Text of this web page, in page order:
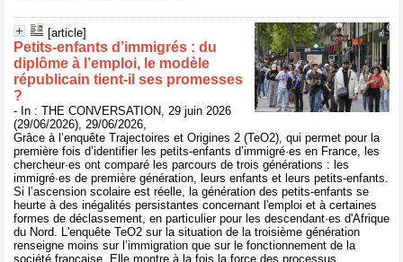
[article]
Petits‑enfants d’immigrés : du
diplôme à l’emploi, le modèle
républicain tient‑il ses promesses
?
- In : THE CONVERSATION, 29 juin 2026
(29/06/2026), 29/06/2026,
Grâce à l’enquête Trajectoires et Origines 2 (TeO2), qui permet pour la
première fois d’identifier les petits-enfants d’immigré·es en France, les
chercheur·es ont comparé les parcours de trois générations : les
immigré·es de première génération, leurs enfants et leurs petits-enfants.
Si l’ascension scolaire est réelle, la génération des petits-enfants se
heurte à des inégalités persistantes concernant l'emploi et à certaines
formes de déclassement, en particulier pour les descendant·es d'Afrique
du Nord. L'enquête TeO2 sur la situation de la troisième génération
renseigne moins sur l’immigration que sur le fonctionnement de la
société française. Elle montre à la fois la force des processus